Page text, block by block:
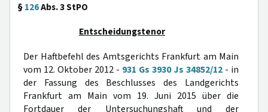
§126Abs. 3 StPO
Entscheidungstenor
Der Haftbefehl des Amtsgerichts Frankfurt am Main
vom 12. Oktober 2012 - 931 Gs 3930 Js 34852/12 - in
der Fassung des Beschlusses des Landgerichts
Frankfurt am Main vom 19. Juni 2015 über die
Fortdauer der Untersuchungshaft und der